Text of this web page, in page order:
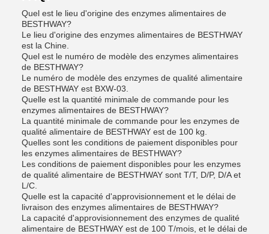
Quel est le lieu d'origine des enzymes alimentaires de
BESTHWAY?
Le lieu d'origine des enzymes alimentaires de BESTHWAY
est la Chine.
Quel est le numéro de modèle des enzymes alimentaires
de BESTHWAY?
Le numéro de modèle des enzymes de qualité alimentaire
de BESTHWAY est BXW-03.
Quelle est la quantité minimale de commande pour les
enzymes alimentaires de BESTHWAY?
La quantité minimale de commande pour les enzymes de
qualité alimentaire de BESTHWAY est de 100 kg.
Quelles sont les conditions de paiement disponibles pour
les enzymes alimentaires de BESTHWAY?
Les conditions de paiement disponibles pour les enzymes
de qualité alimentaire de BESTHWAY sont T/T, D/P, D/A et
L/C.
Quelle est la capacité d'approvisionnement et le délai de
livraison des enzymes alimentaires de BESTHWAY?
La capacité d'approvisionnement des enzymes de qualité
alimentaire de BESTHWAY est de 100 T/mois, et le délai de